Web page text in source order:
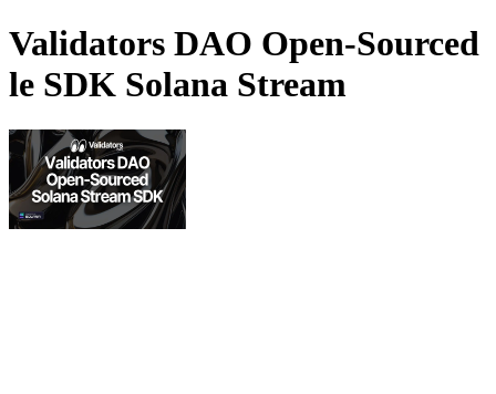
Validators DAO Open-Sourced
le SDK Solana Stream